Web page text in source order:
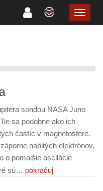
sondou NASA Juno
sa podobne ako ich
častíc v magnetosfére.
nabitých elektrónov,
o pomalšie oscilácie
sú… pokračuj